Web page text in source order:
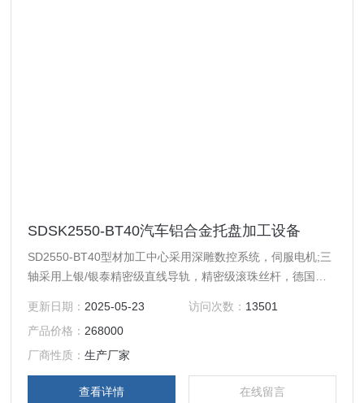
SDSK2550-BT40汽车铝合金托盘加工设备
SD2550-BT40型材加工中心采用深雕数控系统，伺服电机;三
轴采用上银/银泰精密级直线导轨，精密级滚珠丝杆，德国联
系统，保证了更高的加工精度、速度与稳定性;;特别适用于各
类钢、铜、铝、压克力、塑料等零件的精密雕铣、扩孔、钻
孔、攻牙加工。
更新日期： 2025-05-23 访问次数： 13501
产品价格： 268000
厂商性质：生产厂家
查看详情 在线留言